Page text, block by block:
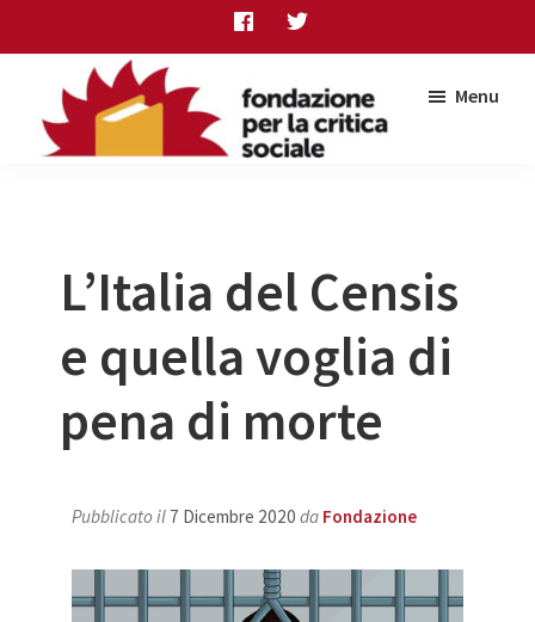
to
content
to
primary
sidebar
to
sociale
Menu
L’Italia del Censis
e quella voglia di
pena di morte
Pubblicato il 7 Dicembre 2020 da Fondazione